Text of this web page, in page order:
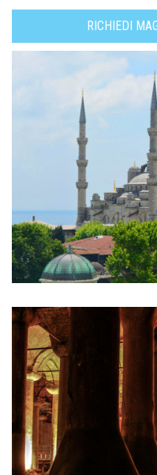
RICHIEDI